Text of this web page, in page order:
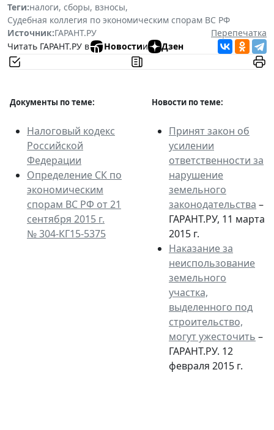
Теги:налоги, сборы, взносы,
Судебная коллегия по экономическим спорам ВС РФ
Источник:ГАРАНТ.РУ
Перепечатка
Читать ГАРАНТ.РУ в
Новостии Дзен
Документы по теме: Новости по теме:
Налоговый кодекс
Российской
Федерации
Определение СК по
экономическим
спорам ВС РФ от 21
сентября 2015 г.
№ 304-КГ15-5375
Принят закон об
усилении
ответственности за
нарушение
земельного
законодательства –
ГАРАНТ.РУ, 11 марта
2015 г.
Наказание за
неиспользование
земельного
участка,
выделенного под
строительство,
могут ужесточить –
ГАРАНТ.РУ. 12
февраля 2015 г.